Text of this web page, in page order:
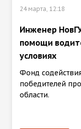
24 марта, 12:18
Инженер
помощи
условиях
Фонд
победителей
области.